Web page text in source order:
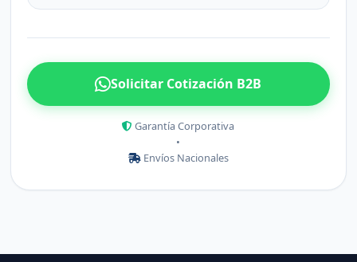
Solicitar Cotización B2B
Garantía Corporativa
•
Envíos Nacionales